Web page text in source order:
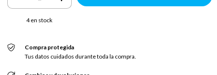
4en stock
Compra protegida
Tus datos cuidados durante toda la compra.